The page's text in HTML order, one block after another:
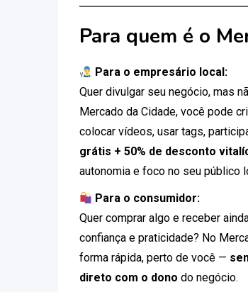
Para quem é o
Para o empresário local:
Quer divulgar seu negócio, mas
Mercado da Cidade, você pode
colocar vídeos, usar tags,
grátis + 50% de desconto
autonomia e foco no seu público
Para o consumidor:
Quer comprar algo e receber
confiança e praticidade? No
forma rápida, perto de você —
direto com o dono do negócio.